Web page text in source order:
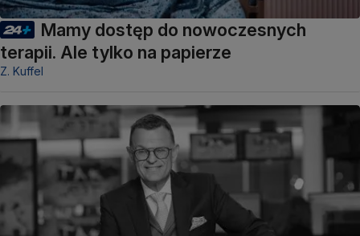
Mamy dostęp do nowoczesnych
terapii. Ale tylko na papierze
Z. Kuffel